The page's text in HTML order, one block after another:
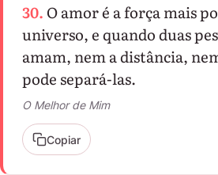
30. O amor é a força mais
universo, e quando duas
amam, nem a distância,
pode separá-las.
O Melhor de Mim
Copiar